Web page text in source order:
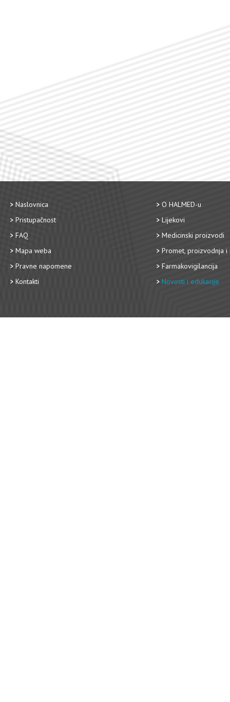
Naslovnica
Pristupačnost
FAQ
Mapa weba
Pravne napomene
Kontakti
O HALMED-u
Lijekovi
Medicinski proizvodi
Promet, proizvodnja i
Farmakovigilancija
Novosti i edukacije